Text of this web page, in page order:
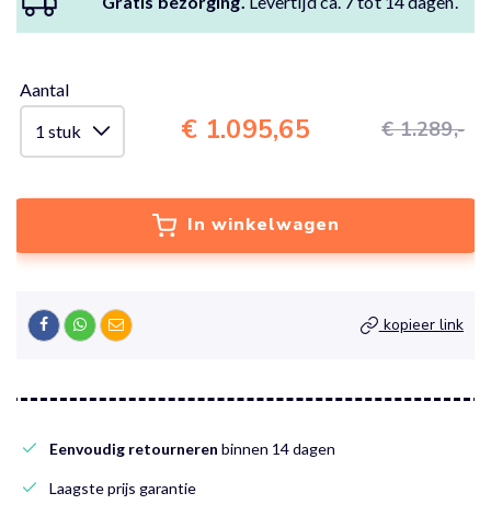
Aantal
€ 1.289,-
€ 1.095,65
In winkelwagen
kopieer link
Eenvoudig retourneren binnen 14 dagen
Laagste prijs garantie